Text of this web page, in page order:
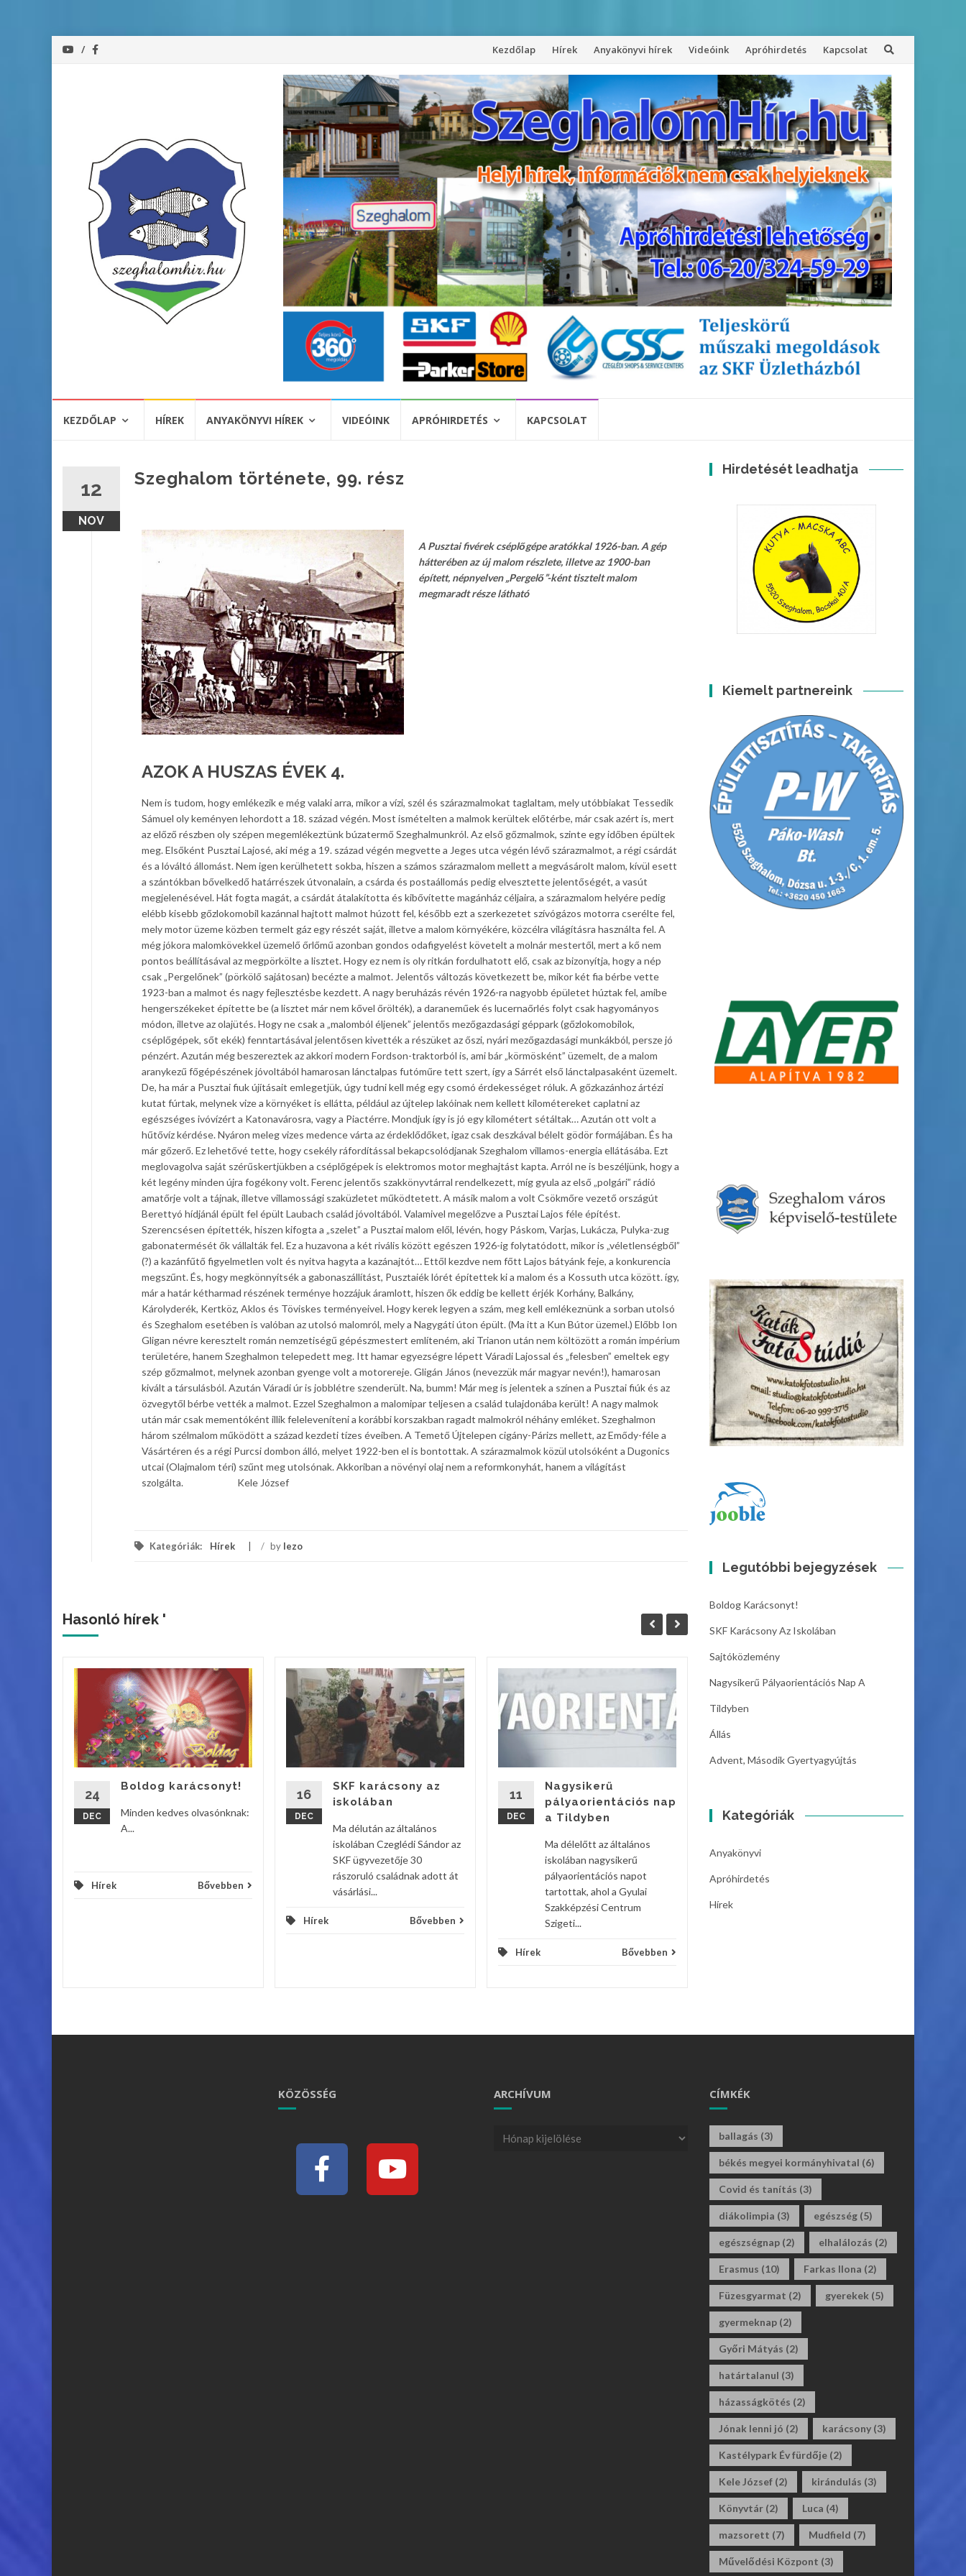
Kezdőlap Hírek Anyakönyvi hírek Videóink Apróhirdetés Kapcsolat
KEZDŐLAP HÍREK ANYAKÖNYVI HÍREK VIDEÓINK APRÓHIRDETÉS KAPCSOLAT
12
NOV
Szeghalom története, 99. rész
A Pusztai fivérek cséplőgépe aratókkal 1926-ban. A gép
hátterében az új malom részlete, illetve az 1900-ban
épített, népnyelven „Pergelő”-ként tisztelt malom
megmaradt része látható
AZOK A HUSZAS ÉVEK 4.
Nem is tudom, hogy emlékezik e még valaki arra, mikor a vízi, szél és szárazmalmokat taglaltam, mely utóbbiakat Tessedik
Sámuel oly keményen lehordott a 18. század végén. Most ismételten a malmok kerültek előtérbe, már csak azért is, mert
az előző részben oly szépen megemlékeztünk búzatermő Szeghalmunkról. Az első gőzmalmok, szinte egy időben épültek
meg. Elsőként Pusztai Lajosé, aki még a 19. század végén megvette a Jeges utca végén lévő szárazmalmot, a régi csárdát
és a lóváltó állomást. Nem igen kerülhetett sokba, hiszen a számos szárazmalom mellett a megvásárolt malom, kívül esett
a szántókban bővelkedő határrészek útvonalain, a csárda és postaállomás pedig elvesztette jelentőségét, a vasút
megjelenésével. Hát fogta magát, a csárdát átalakította és kibővítette magánház céljaira, a szárazmalom helyére pedig
elébb kisebb gőzlokomobil kazánnal hajtott malmot húzott fel, később ezt a szerkezetet szívógázos motorra cserélte fel,
mely motor üzeme közben termelt gáz egy részét saját, illetve a malom környékére, közcélra világításra használta fel. A
még jókora malomkövekkel üzemelő őrlőmű azonban gondos odafigyelést követelt a molnár mestertől, mert a kő nem
pontos beállításával az megpörkölte a lisztet. Hogy ez nem is oly ritkán fordulhatott elő, csak az bizonyítja, hogy a nép
csak „Pergelőnek” (pörkölő sajátosan) becézte a malmot. Jelentős változás következett be, mikor két fia bérbe vette
1923-ban a malmot és nagy fejlesztésbe kezdett. A nagy beruházás révén 1926-ra nagyobb épületet húztak fel, amibe
hengerszékeket építette be (a lisztet már nem kővel őrölték), a daraneműek és lucernaőrlés folyt csak hagyományos
módon, illetve az olajütés. Hogy ne csak a „malomból éljenek” jelentős mezőgazdasági géppark (gőzlokomobilok,
cséplőgépek, sőt ekék) fenntartásával jelentősen kivették a részüket az őszi, nyári mezőgazdasági munkákból, persze jó
pénzért. Azután még beszereztek az akkori modern Fordson-traktorból is, ami bár „körmösként” üzemelt, de a malom
aranykezű főgépészének jóvoltából hamarosan lánctalpas futóműre tett szert, így a Sárrét első lánctalpasaként üzemelt.
De, ha már a Pusztai fiuk újításait emlegetjük, úgy tudni kell még egy csomó érdekességet róluk. A gőzkazánhoz ártézi
kutat fúrtak, melynek vize a környéket is ellátta, például az újtelep lakóinak nem kellett kilométereket caplatni az
egészséges ivóvízért a Katonavárosra, vagy a Piactérre. Mondjuk így is jó egy kilométert sétáltak… Azután ott volt a
hűtővíz kérdése. Nyáron meleg vizes medence várta az érdeklődőket, igaz csak deszkával bélelt gödör formájában. És ha
már gőzerő. Ez lehetővé tette, hogy csekély ráfordítással bekapcsolódjanak Szeghalom villamos-energia ellátásába. Ezt
meglovagolva saját szérűskertjükben a cséplőgépek is elektromos motor meghajtást kapta. Arról ne is beszéljünk, hogy a
két legény minden újra fogékony volt. Ferenc jelentős szakkönyvtárral rendelkezett, míg gyula az első „polgári” rádió
amatőrje volt a tájnak, illetve villamossági szaküzletet működtetett. A másik malom a volt Csökmőre vezető országút
Berettyó hídjánál épült fel épült Laubach család jóvoltából. Valamivel megelőzve a Pusztai Lajos féle építést.
Szerencsésen építették, hiszen kifogta a „szelet” a Pusztai malom elől, lévén, hogy Páskom, Varjas, Lukácza, Pulyka-zug
gabonatermését ők vállalták fel. Ez a huzavona a két rivális között egészen 1926-ig folytatódott, mikor is „véletlenségből”
(?) a kazánfűtő figyelmetlen volt és nyitva hagyta a kazánajtót… Ettől kezdve nem főtt Lajos bátyánk feje, a konkurencia
megszűnt. És, hogy megkönnyítsék a gabonaszállítást, Pusztaiék lórét építettek ki a malom és a Kossuth utca között. így,
már a határ kétharmad részének terménye hozzájuk áramlott, hiszen ők eddig be kellett érjék Korhány, Balkány,
Károlyderék, Kertköz, Aklos és Töviskes terményeivel. Hogy kerek legyen a szám, meg kell emlékeznünk a sorban utolsó
és Szeghalom esetében is valóban az utolsó malomról, mely a Nagygáti úton épült. (Ma itt a Kun Bútor üzemel.) Előbb Ion
Gligan névre keresztelt román nemzetiségű gépészmestert említeném, aki Trianon után nem költözött a román impérium
területére, hanem Szeghalmon telepedett meg. Itt hamar egyezségre lépett Váradi Lajossal és „felesben” emeltek egy
szép gőzmalmot, melynek azonban gyenge volt a motorereje. Gligán János (nevezzük már magyar nevén!), hamarosan
kivált a társulásból. Azután Váradi úr is jobblétre szenderült. Na, bumm! Már meg is jelentek a színen a Pusztai fiúk és az
özvegytől bérbe vették a malmot. Ezzel Szeghalmon a malomipar teljesen a család tulajdonába került! A nagy malmok
után már csak mementóként illik feleleveníteni a korábbi korszakban ragadt malmokról néhány emléket. Szeghalmon
három szélmalom működött a század kezdeti tízes éveiben. A Temető Újtelepen cigány-Párizs mellett, az Emődy-féle a
Vásártéren és a régi Purcsi dombon álló, melyet 1922-ben el is bontottak. A szárazmalmok közül utolsóként a Dugonics
utcai (Olajmalom téri) szűnt meg utolsónak. Akkoriban a növényi olaj nem a reformkonyhát, hanem a világítást
szolgálta. Kele József
Kategóriák: Hírek / by lezo
Hasonló hírek '
24
DEC
Boldog karácsonyt!
Minden kedves olvasónknak:
A...
Hírek Bővebben
16
DEC
SKF karácsony az
iskolában
Ma délután az általános
iskolában Czeglédi Sándor az
SKF ügyvezetője 30
rászoruló családnak adott át
vásárlási...
Hírek Bővebben
11
DEC
Nagysikerű
pályaorientációs nap
a Tildyben
Ma délelőtt az általános
iskolában nagysikerű
pályaorientációs napot
tartottak, ahol a Gyulai
Szakképzési Centrum
Szigeti...
Hírek Bővebben
Állás
Központja azonnali kezdéssel
Hírek
Hirdetését leadhatja
Kiemelt partnereink
Legutóbbi bejegyzések
Boldog Karácsonyt!
SKF Karácsony Az Iskolában
Sajtóközlemény
Nagysikerű Pályaorientációs Nap A
Tildyben
Állás
Advent, Második Gyertyagyújtás
Kategóriák
Anyakönyvi
Apróhirdetés
Hírek
KÖZÖSSÉG ARCHÍVUM CÍMKÉK
ballagás (3)
békés megyei kormányhivatal (6)
Covid és tanítás (3)
diákolimpia (3) egészség (5)
egészségnap (2) elhalálozás (2)
Erasmus (10) Farkas Ilona (2)
Füzesgyarmat (2) gyerekek (5)
gyermeknap (2)
Győri Mátyás (2)
határtalanul (3)
házasságkötés (2)
Jónak lenni jó (2) karácsony (3)
Kastélypark Év fürdője (2)
Kele József (2) kirándulás (3)
Könyvtár (2) Luca (4)
mazsorett (7) Mudfield (7)
Művelődési Központ (3)